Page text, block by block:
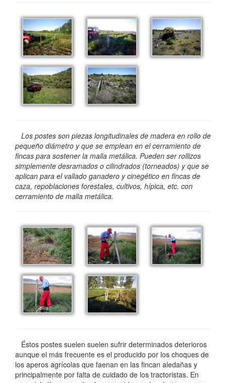
Los postes son piezas longitudinales de madera en rollo de
pequeño diámetro y que se emplean en el cerramiento de
fincas para sostener la malla metálica. Pueden ser rollizos
simplemente desramados o cilindrados (torneados) y que se
aplican para el vallado ganadero y cinegético en fincas de
caza, repoblaciones forestales, cultivos, hípica, etc. con
cerramiento de malla metálica.
Éstos postes suelen suelen sufrir determinados deterioros
aunque el más frecuente es el producido por los choques de
los aperos agrícolas que faenan en las fincan aledañas y
principalmente por falta de cuidado de los tractoristas. En